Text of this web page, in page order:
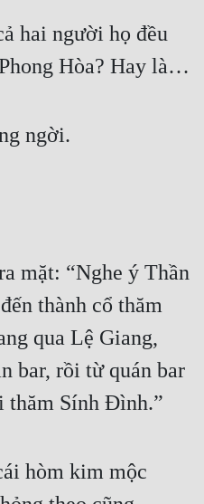
hai người họ đều
Hòa? Hay là…
ngời.
mặt: “Nghe ý Thần
thành cổ thăm
qua Lệ Giang,
bar, rồi từ quán bar
thăm Sính Đình.”
hòm kim mộc